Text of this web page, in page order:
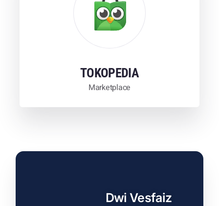
TOKOPEDIA
Marketplace
TOKOPEDIA
Klik Untuk Melihat Marketplace TeknisiGO
Learn More
Dwi Vesfaiz